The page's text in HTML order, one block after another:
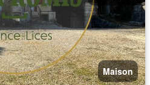
Maison